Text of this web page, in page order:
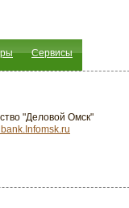
Сервисы
"Деловой Омск"